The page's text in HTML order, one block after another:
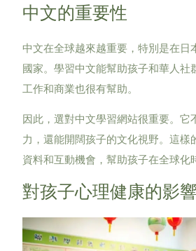
中文的重要性
中文在全球越來越重要，特別是在日
國家。學習中文能幫助孩子和華人社
工作和商業也很有幫助。
因此，選對中文學習網站很重要。它
力，還能開闊孩子的文化視野。這樣
資料和互動機會，幫助孩子在全球化
對孩子心理健康的影響